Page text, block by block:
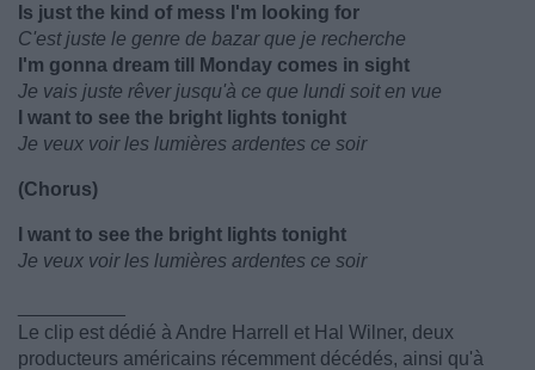
Is just the kind of mess I'm looking for
C'est juste le genre de bazar que je recherche
I'm gonna dream till Monday comes in sight
Je vais juste rêver jusqu'à ce que lundi soit en vue
I want to see the bright lights tonight
Je veux voir les lumières ardentes ce soir
(Chorus)
I want to see the bright lights tonight
Je veux voir les lumières ardentes ce soir
Le clip est dédié à Andre Harrell et Hal Wilner, deux
producteurs américains récemment décédés, ainsi qu'à